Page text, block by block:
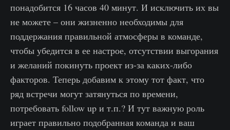
понадобится 16 часов 40 минут. И исключить их вы
не можете – они жизненно необходимы для
поддержания правильной атмосферы в команде,
чтобы убедится в ее настрое, отсутствии выгорания
и желаний покинуть проект из-за каких-либо
факторов. Теперь добавим к этому тот факт, что
ряд встречи могут затянуться по времени,
потребовать follow up и т.п.? И тут важную роль
играет правильно подобранная команда и ваш